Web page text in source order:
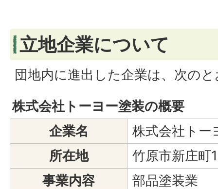
立地企業について
団地内に進出した企業は、次の
株式会社トーヨー塗装の概要
企業名
株式会社トー
所在地
竹原市新庄町
事業内容
部品塗装業